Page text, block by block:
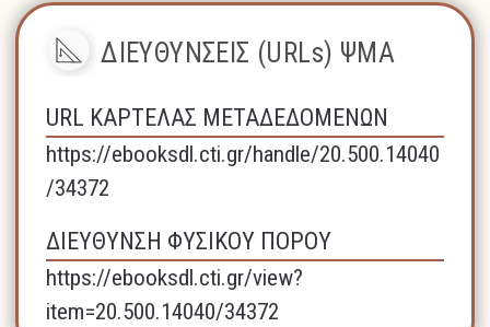
ΔΙΕΥΘΥΝΣΕΙΣ (URLs) ΨΜΑ
URL ΚΑΡΤΕΛΑΣ ΜΕΤΑΔΕΔΟΜΕΝΩΝ
https://ebooksdl.cti.gr/handle/20.500.14040
/34372
ΔΙΕΥΘΥΝΣΗ ΦΥΣΙΚΟΥ ΠΟΡΟΥ
https://ebooksdl.cti.gr/view?
item=20.500.14040/34372